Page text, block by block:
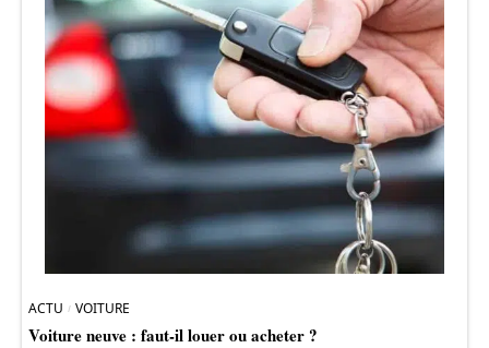
ACTU VOITURE
Voiture neuve : faut-il louer ou acheter ?